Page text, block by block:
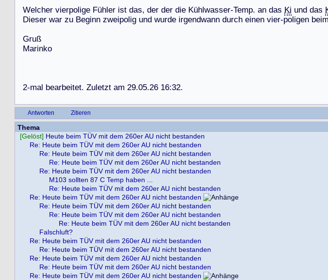
Welcher vierpolige Fühler ist das, der der die Kühlwasser-Temp. an das Ki und das
Dieser war zu Beginn zweipolig und wurde irgendwann durch einen vier-poligen beim
Gruß
Marinko
2-mal bearbeitet. Zuletzt am 29.05.26 16:32.
Antworten Zitieren
Thema
[Gelöst] Heute beim TÜV mit dem 260er AU nicht bestanden
Re: Heute beim TÜV mit dem 260er AU nicht bestanden
Re: Heute beim TÜV mit dem 260er AU nicht bestanden
Re: Heute beim TÜV mit dem 260er AU nicht bestanden
Re: Heute beim TÜV mit dem 260er AU nicht bestanden
M103 sollten 87 C Temp haben ...
Re: Heute beim TÜV mit dem 260er AU nicht bestanden
Re: Heute beim TÜV mit dem 260er AU nicht bestanden
Re: Heute beim TÜV mit dem 260er AU nicht bestanden
Re: Heute beim TÜV mit dem 260er AU nicht bestanden
Re: Heute beim TÜV mit dem 260er AU nicht bestanden
Falschluft?
Re: Heute beim TÜV mit dem 260er AU nicht bestanden
Re: Heute beim TÜV mit dem 260er AU nicht bestanden
Re: Heute beim TÜV mit dem 260er AU nicht bestanden
Re: Heute beim TÜV mit dem 260er AU nicht bestanden
Re: Heute beim TÜV mit dem 260er AU nicht bestanden